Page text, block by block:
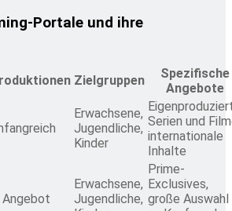
Portale und ihre
Zielgruppen
Spezifische
Angebote
Erwachsene,
Jugendliche,
Kinder
Serien und
internationale
Inhalte
Erwachsene,
Jugendliche,
Prime-
Exclusives,
große Auswahl